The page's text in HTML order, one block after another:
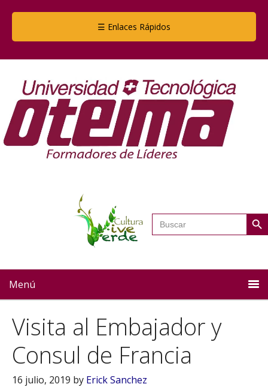
☰ Enlaces Rápidos
Buscar: Botón
Menú
Visita al Embajador y
Consul de Francia
16 julio, 2019 by Erick Sanchez